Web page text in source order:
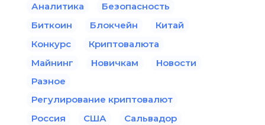
Аналитика
Безопасность
Биткоин
Блокчейн
Китай
Конкурс
Криптовалюта
Майнинг
Новичкам
Новости
Разное
Регулирование криптовалют
Россия
США
Сальвадор